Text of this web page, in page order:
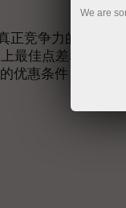
正竞争力的机会：
最佳点差和手续费
优惠条件
We are